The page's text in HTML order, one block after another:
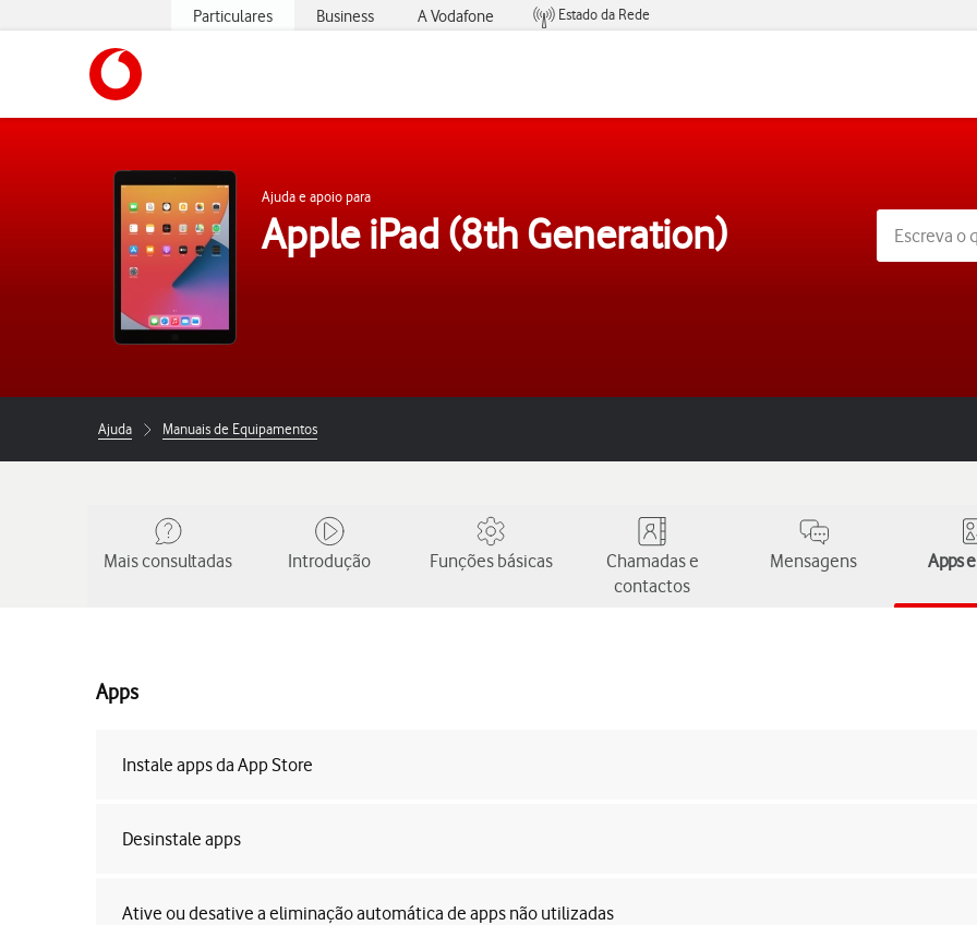
Particulares Business A Vodafone
Estado da Rede
Ajuda e apoio para
Apple iPad (8th Generation)
Ajuda Manuais de Equipamentos
Mais consultadas Introdução Funções básicas
Chamadas e
contactos
Mensagens Apps
Apps
Instale apps da App Store
Desinstale apps
Ative ou desative a eliminação automática de apps não utilizadas